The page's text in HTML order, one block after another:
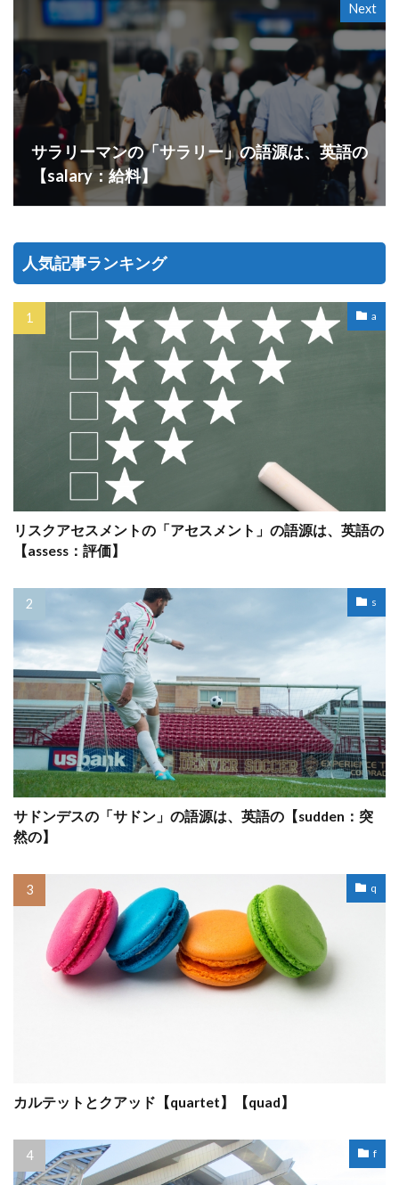
Next
サラリーマンの「サラリー」の語源は、英語の
【salary：給料】
人気記事ランキング
a
リスクアセスメントの「アセスメント」の語源は、英語の
【assess：評価】
s
サドンデスの「サドン」の語源は、英語の【sudden：突
然の】
q
カルテットとクアッド【quartet】【quad】
f